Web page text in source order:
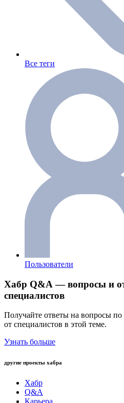
Все теги
Пользователи
Хабр Q&A — вопросы и
специалистов
Получайте ответы на вопросы
от специалистов в этой теме.
Узнать больше
другие проекты хабра
Хабр
Q&A